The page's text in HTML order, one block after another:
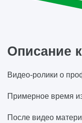
Описание
Видео-ролики о
Примерное время
После видео